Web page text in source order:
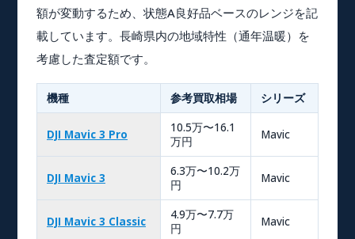
額が変動するため、状態A良好品ベースのレンジを記
載しています。長崎県内の地域特性（通年温暖）を
考慮した査定額です。
機種 参考買取相場 シリーズ
DJI Mavic 3 Pro
10.5万〜16.1
万円
Mavic
DJI Mavic 3
6.3万〜10.2万
円
Mavic
DJI Mavic 3 Classic
4.9万〜7.7万
円
Mavic